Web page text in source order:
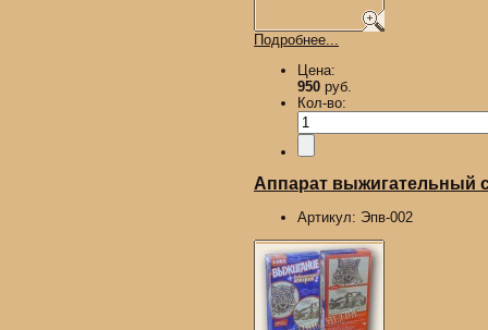
Подробнее...
Цена:
950 руб.
Кол-во:
Аппарат выжигательный
Артикул: Эпв-002